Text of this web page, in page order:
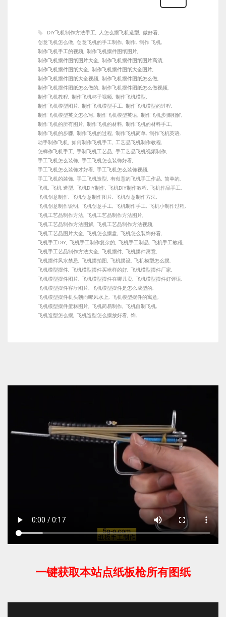
DIY飞机制作方法手工 人怎么摆飞机造型 做好看
创意飞机怎么做 创意飞机的手工制作 制作 制作 飞机
制作飞机手工的视频 制作飞机摆件图纸图片
制作飞机摆件图纸图片大全 制作飞机摆件图纸图片高清
制作飞机摆件图纸大全 制作飞机摆件图纸大全图片
制作飞机摆件图纸大全视频 制作飞机摆件图纸怎么做
制作飞机摆件图纸怎么做的 制作飞机摆件图纸怎么做视频
制作飞机教程 制作飞机杯子视频 制作飞机模型
制作飞机模型图片 制作飞机模型手工 制作飞机模型的过程
制作飞机模型英文怎么写 制作飞机模型英语 制作飞机步骤图解
制作飞机的所有图片 制作飞机的材料 制作飞机的材料手工
制作飞机的步骤 制作飞机的过程 制作飞机简单 制作飞机英语
动手制作飞机 如何制作飞机手工 工艺品飞机制作教程
怎样作飞机手工 手制飞机工艺品 手工艺品飞机视频制作
手工飞机怎么装饰 手工飞机怎么装饰好看
手工飞机怎么装饰才好看 手工飞机怎么装饰视频
手工飞机的装饰 手工飞机造型 有创意的飞机手工作品 简单的
飞机 飞机 造型 飞机DIY制作 飞机DIY制作教程 飞机作品手工
飞机创意制作 飞机创意制作图片 飞机创意制作方法
飞机创意制作说明 飞机创意手工 飞机制作手工 飞机小制作过程
飞机工艺品制作方法 飞机工艺品制作方法图片
飞机工艺品制作方法图解 飞机工艺品制作方法视频
飞机工艺品图片大全 飞机怎么摆盘 飞机怎么装饰好看
飞机手工DIY 飞机手工制作复杂的 飞机手工制品 飞机手工教程
飞机手工艺品制作方法大全 飞机摆件 飞机摆件寓意
飞机摆件风水禁忌 飞机摆拍图 飞机摆设 飞机模型怎么摆
飞机模型摆件 飞机模型摆件买啥样的好 飞机模型摆件厂家
飞机模型摆件图片 飞机模型摆件在哪儿卖 飞机模型摆件好评语
飞机模型摆件客厅图片 飞机模型摆件是怎么成型的
飞机模型摆件机头朝向哪风水上 飞机模型摆件的寓意
飞机模型摆件蛋糕图片 飞机简易制作 飞机自制飞机
飞机造型怎么摆 飞机造型怎么摆放好看 饰
一键获取本站点纸板枪所有图纸